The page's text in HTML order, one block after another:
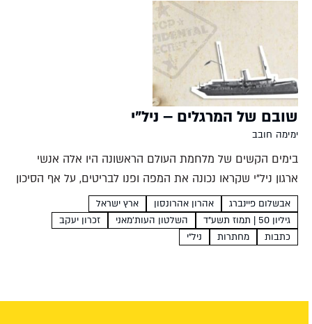
שובם של המרגלים – ניל"י
ימימה חובב
בימים הקשים של מלחמת העולם הראשונה היו אלה אנשי
ארגון ניל"י שקראו נכונה את המפה ופנו לבריטים, על אף הסיכון
שבדבר. ההדרה שממנה סבלו במשך שנים הונעה בין השאר
מגורמים ענייניים, אבל לא פחות מכך...
אבשלום פיינברג אהרון אהרונסון
ארץ ישראל
גיליון 50 | תמוז תשע"ד
השלטון העות'מאני
זכרון יעקב
כתבות
מחתרות ניל"י